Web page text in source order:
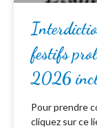
festifs
2026
Pour prendre
cliquez sur ce